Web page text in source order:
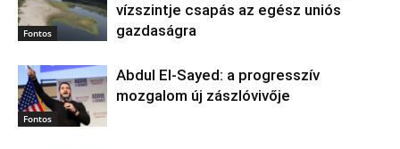
Fontos
vízszintje csapás az egész uniós
gazdaságra
Fontos
Abdul El‑Sayed: a progresszív
mozgalom új zászlóvivője